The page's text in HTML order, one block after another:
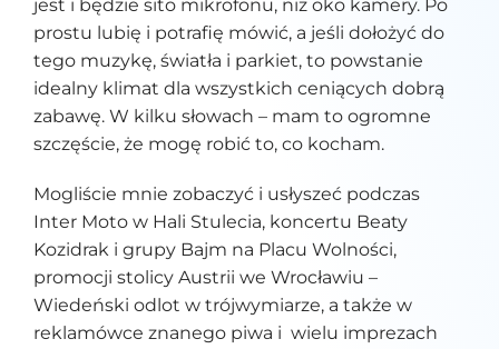
jest i będzie sito mikrofonu, niż oko kamery. Po
prostu lubię i potrafię mówić, a jeśli dołożyć do
tego muzykę, światła i parkiet, to powstanie
idealny klimat dla wszystkich ceniących dobrą
zabawę. W kilku słowach – mam to ogromne
szczęście, że mogę robić to, co kocham.
Mogliście mnie zobaczyć i usłyszeć podczas
Inter Moto w Hali Stulecia, koncertu Beaty
Kozidrak i grupy Bajm na Placu Wolności,
promocji stolicy Austrii we Wrocławiu –
Wiedeński odlot w trójwymiarze, a także w
reklamówce znanego piwa i wielu imprezach